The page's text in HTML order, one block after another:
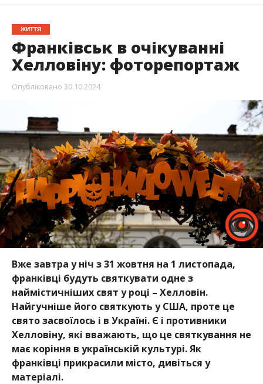
ЖИТТЯ
Франківськ в очікуванні
Хелловіну: фоторепортаж
Опубліковано 30.10.2024
Вже завтра у ніч з 31 жовтня на 1 листопада,
франківці будуть святкувати одне з
наймістичніших свят у році – Хелловін.
Найгучніше його святкують у США, проте це
свято засвоїлось і в Україні. Є і противники
Хелловіну, які вважають, що це святкування не
має коріння в українській культурі. Як
франківці прикрасили місто, дивіться у
матеріалі.